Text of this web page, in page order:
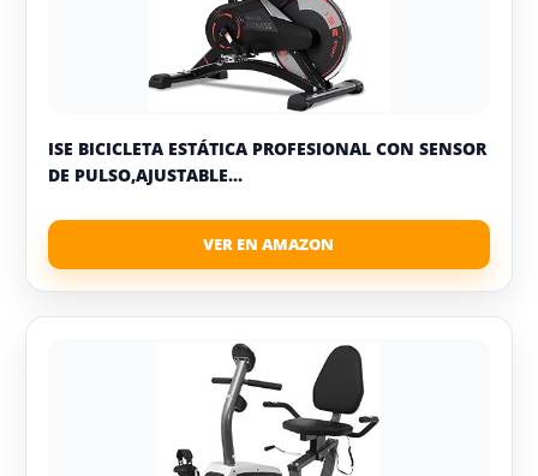
ISE BICICLETA ESTÁTICA PROFESIONAL CON SENSOR
DE PULSO,AJUSTABLE...